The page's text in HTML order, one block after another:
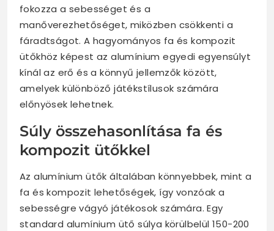
fokozza a sebességet és a
manőverezhetőséget, miközben csökkenti a
fáradtságot. A hagyományos fa és kompozit
ütőkhöz képest az alumínium egyedi egyensúlyt
kínál az erő és a könnyű jellemzők között,
amelyek különböző játékstílusok számára
előnyösek lehetnek.
Súly összehasonlítása fa és
kompozit ütőkkel
Az alumínium ütők általában könnyebbek, mint a
fa és kompozit lehetőségek, így vonzóak a
sebességre vágyó játékosok számára. Egy
standard alumínium ütő súlya körülbelül 150-200